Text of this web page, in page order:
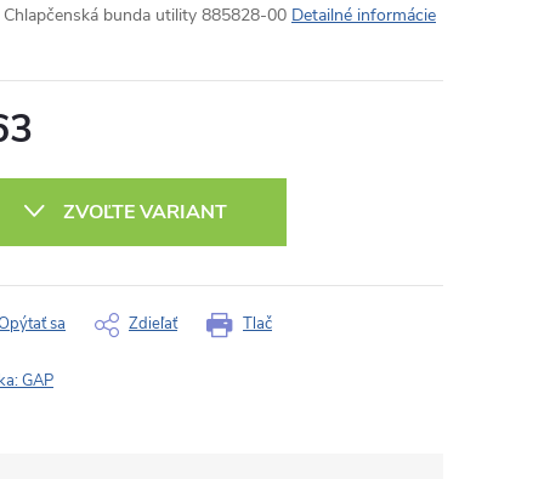
Chlapčenská bunda utility 885828-00 Detailné informácie
ZVOĽTE VARIANT
Tlač
sa Zdieľať
GAP